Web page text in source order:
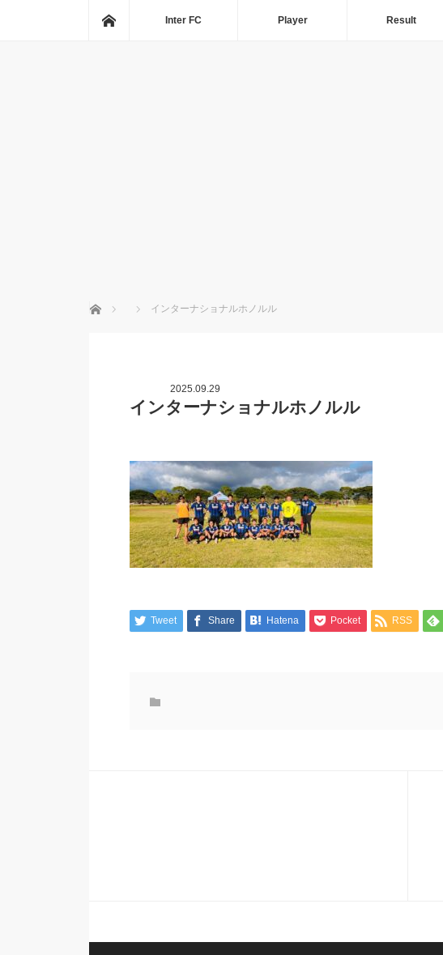
ホームInter FC Player Result
ホーム インターナショナルホノルル
2025.09.29
インターナショナルホノルル
Tweet Share Hatena Pocket RSS